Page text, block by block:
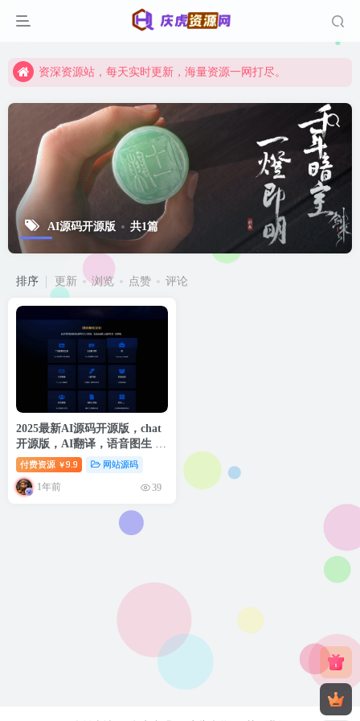
资深资源站，每天实时更新，海量资源一网打尽。
【启明网】找项目 + 低成本创业 + 减少信息差 + 见识各种项目 + 提升网创认知。
资深资源站，每天实时更新，海量资源一网打尽。
AI源码开源版 共1篇
排序 更新 浏览 点赞 评论
2025最新AI源码开源版，chat
开源版，AI翻译，语音图生 需
要自己去授权
付费资源 ￥9.9 网站源码
1年前 39